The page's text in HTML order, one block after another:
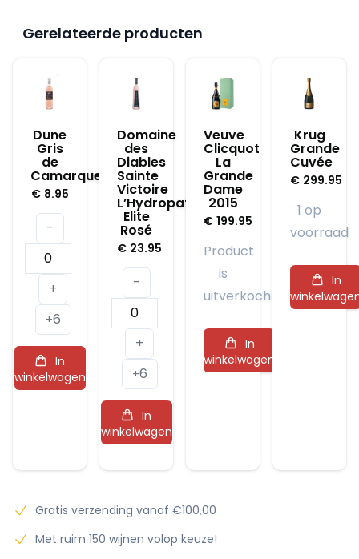
Gerelateerde producten
Dune
Gris
de
Camarque
€ 8.95
-
Dune
Gris
de
Camarque
aantal
+
+6
In
winkelwagen
Domaine
des
Diables
Sainte
Victoire
L’Hydropathe
Elite
Rosé
€ 23.95
-
Domaine
des
Diables
Sainte
Victoire
L'Hydropathe
Elite
+
+6
In
winkelwagen
Veuve
Clicquot
La
Grande
Dame
2015
€ 199.95
Product
is
uitverkocht
In
winkelwagen
Krug
Grande
Cuvée
€ 299.95
1 op
voorraad
In
Gratis verzending vanaf €100,00
Met ruim 150 wijnen volop keuze!